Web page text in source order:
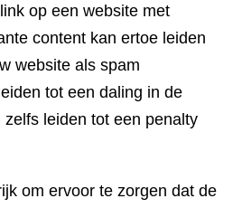
op een website met
content kan ertoe leiden
website als spam
tot een daling in de
leiden tot een penalty
om ervoor te zorgen dat de